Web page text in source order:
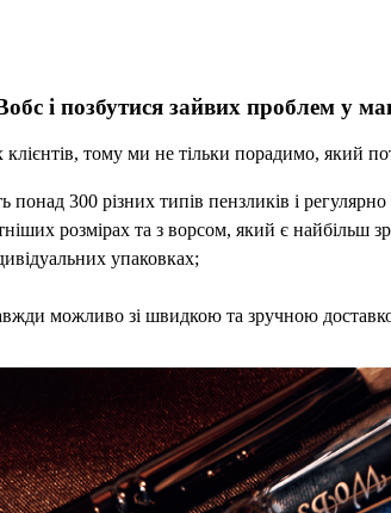
і позбутися зайвих проблем у
тому ми не тільки порадимо, який
300 різних типів пензликів і регулярно
розмірах та з ворсом, який є найбільш
упаковках;
можливо зі швидкою та зручною